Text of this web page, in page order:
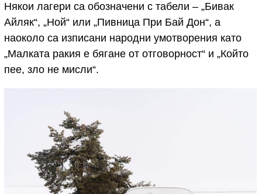
Някои лагери са обозначени с табели – „Бивак
Айляк“, „Ной“ или „Пивница При Бай Дон“, а
наоколо са изписани народни умотворения като
„Малката ракия е бягане от отговорност“ и „Който
пее, зло не мисли“.